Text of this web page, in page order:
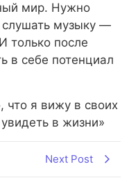
мир. Нужно
слушать музыку —
только после
в себе потенциал
я вижу в своих
в жизни»
Next Post